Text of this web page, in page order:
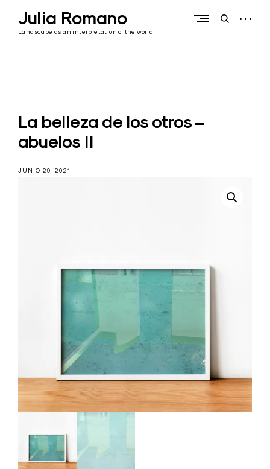
contentJulia Romano
Landscape as an interpretation of the world
openopen
La belleza de los otros –
abuelos II
JUNIO 29, 2021